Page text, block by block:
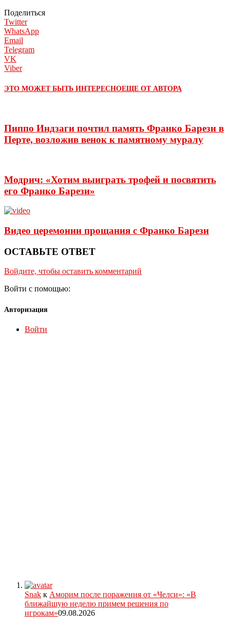
Поделиться
Twitter
WhatsApp
Email
Telegram
VK
Viber
ЭТО МОЖЕТ БЫТЬ ИНТЕРЕСНОЕЩЕ ОТ АВТОРА
Пиппо Индзаги почтил память Франко Барези в
Перте, возложив венок к памятному муралу
Модрич: «Хотим выиграть трофей и посвятить
его Франко Барези»
Видео церемонии прощания с Франко Барези
ОСТАВЬТЕ ОТВЕТ
Войдите, чтобы оставить комментарий
Войти с помощью:
Авторизация
Войти
Snak к Аморим после поражения от «Челси»: «В
ближайшую неделю примем решения по
игрокам»09.08.2026